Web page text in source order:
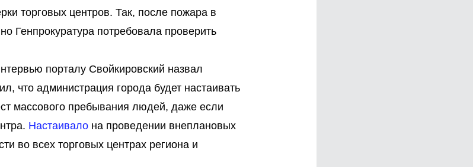
торговых центров. Так, после пожара в
Генпрокуратура потребовала проверить
порталу Свойкировский назвал
что администрация города будет настаивать
массового пребывания людей, даже если
Настаивало на проведении внеплановых
во всех торговых центрах региона и